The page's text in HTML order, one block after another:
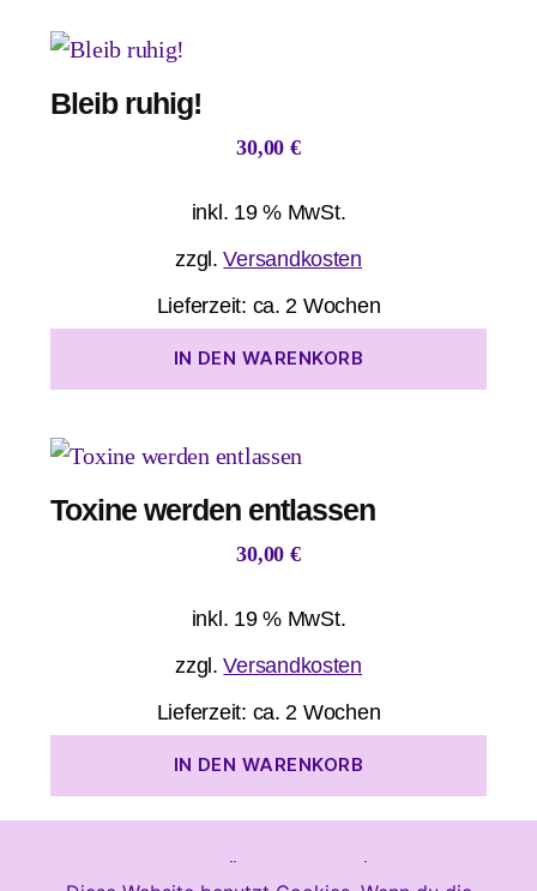
Bleib ruhig!
30,00 €
inkl. 19 % MwSt.
zzgl.Versandkosten
Lieferzeit: ca. 2 Wochen
IN DEN WARENKORB
Toxine werden entlassen
30,00 €
inkl. 19 % MwSt.
zzgl.Versandkosten
Lieferzeit: ca. 2 Wochen
IN DEN WARENKORB
Heile Jetzt!
Newsletter